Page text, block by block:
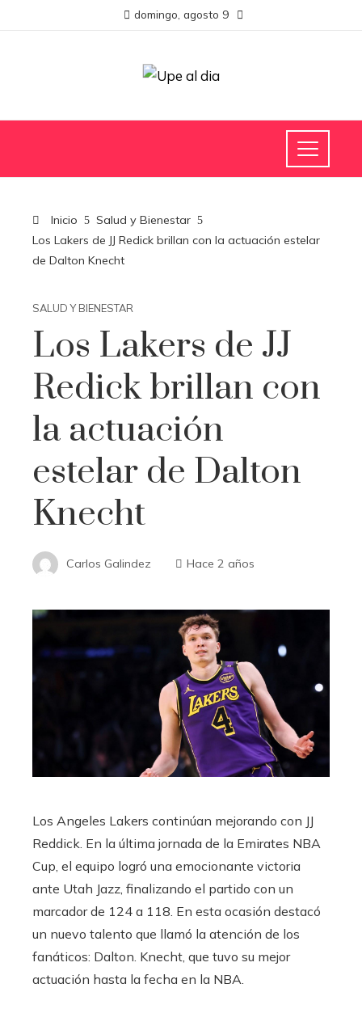
domingo, agosto 9
Inicio
Salud y Bienestar
Los Lakers de JJ Redick brillan con la actuación estelar
de Dalton Knecht
SALUD Y BIENESTAR
Los Lakers de JJ
Redick brillan con
la actuación
estelar de Dalton
Knecht
Carlos Galindez Hace 2 años
Los Angeles Lakers continúan mejorando con JJ
Reddick. En la última jornada de la Emirates NBA
Cup, el equipo logró una emocionante victoria
ante Utah Jazz, finalizando el partido con un
marcador de 124 a 118. En esta ocasión destacó
un nuevo talento que llamó la atención de los
fanáticos: Dalton. Knecht, que tuvo su mejor
actuación hasta la fecha en la NBA.